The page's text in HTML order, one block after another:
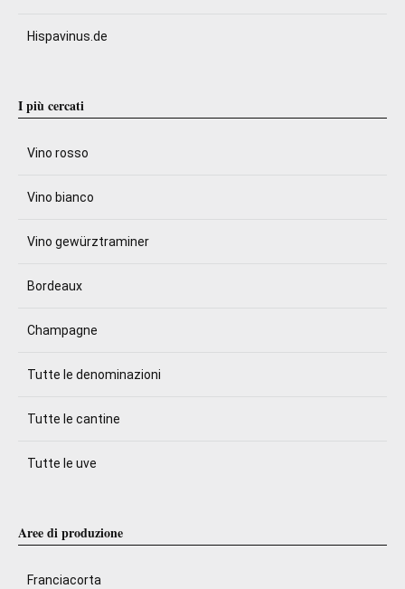
Hispavinus.de
I più cercati
Vino rosso
Vino bianco
Vino gewürztraminer
Bordeaux
Champagne
Tutte le denominazioni
Tutte le cantine
Tutte le uve
Aree di produzione
Franciacorta